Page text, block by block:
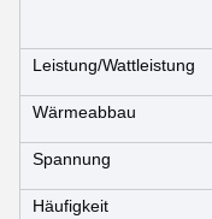
Leistung/Wattleistung
Wärmeabbau
Spannung
Häufigkeit